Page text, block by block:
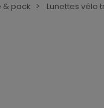
& pack Lunettes vélo